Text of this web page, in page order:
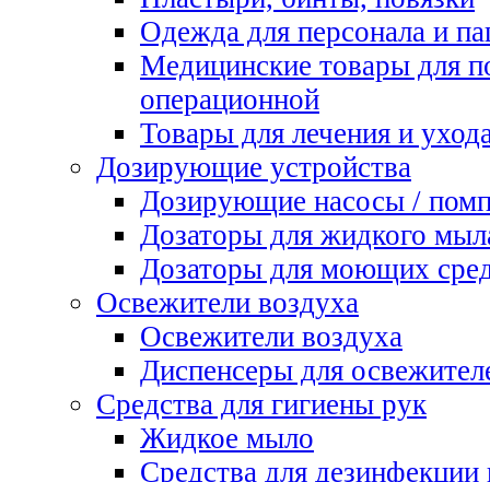
Одежда для персонала и
Медицинские товары для
операционной
Товары для лечения и
Дозирующие устройства
Дозирующие насосы /
Дозаторы для жидкого
Дозаторы для моющих
Освежители воздуха
Освежители воздуха
Диспенсеры для
Средства для гигиены рук
Жидкое мыло
Средства для